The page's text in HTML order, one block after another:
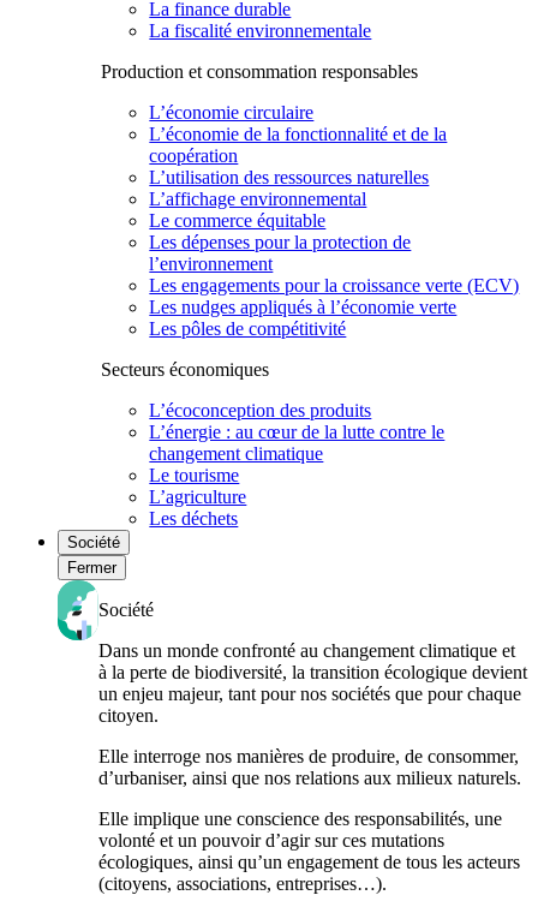
La finance durable
La fiscalité environnementale
Production et consommation responsables
L’économie circulaire
L’économie de la fonctionnalité et de la
coopération
L’utilisation des ressources naturelles
L’affichage environnemental
Le commerce équitable
Les dépenses pour la protection de
l’environnement
Les engagements pour la croissance verte (ECV)
Les nudges appliqués à l’économie verte
Les pôles de compétitivité
Secteurs économiques
L’écoconception des produits
L’énergie : au cœur de la lutte contre le
changement climatique
Le tourisme
L’agriculture
Les déchets
Société
Fermer
Société
Dans un monde confronté au changement climatique et
à la perte de biodiversité, la transition écologique devient
un enjeu majeur, tant pour nos sociétés que pour chaque
citoyen.
Elle interroge nos manières de produire, de consommer,
d’urbaniser, ainsi que nos relations aux milieux naturels.
Elle implique une conscience des responsabilités, une
volonté et un pouvoir d’agir sur ces mutations
écologiques, ainsi qu’un engagement de tous les acteurs
(citoyens, associations, entreprises…).